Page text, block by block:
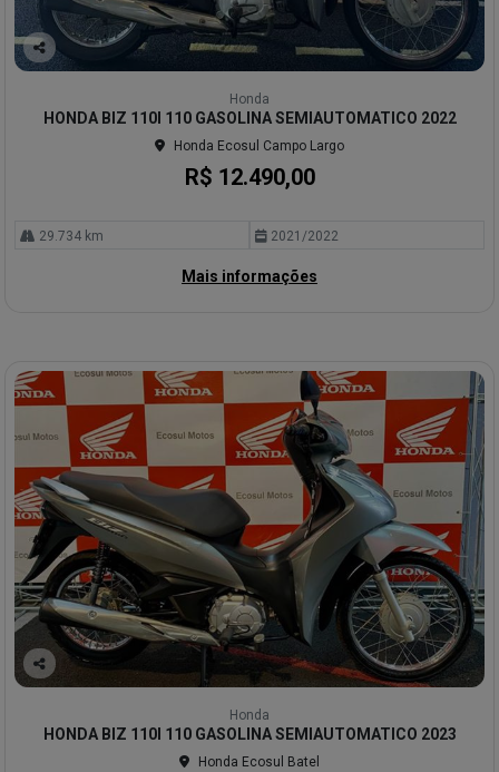
Co
arti
lhe
Honda
HONDA BIZ 110I 110 GASOLINA SEMIAUTOMATICO 2022
Honda Ecosul Campo Largo
R$ 12.490,00
29.734 km 2021/2022
Mais informações
Co
arti
lhe
Honda
HONDA BIZ 110I 110 GASOLINA SEMIAUTOMATICO 2023
Honda Ecosul Batel